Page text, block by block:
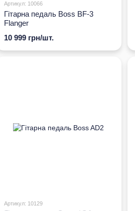
Артикул: 10066
Гітарна педаль Boss BF-3
Flanger
10 999 грн/шт.
Артикул: 10129